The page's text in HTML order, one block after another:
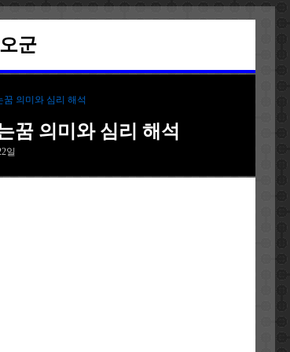
오군
의미와 심리 해석
꿈 의미와 심리 해석
일